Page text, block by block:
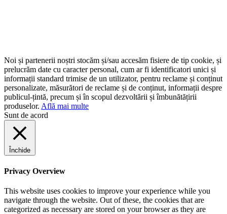
Noi și partenerii noștri stocăm și/sau accesăm fisiere de tip cookie, și
prelucrăm date cu caracter personal, cum ar fi identificatori unici și
informații standard trimise de un utilizator, pentru reclame și conținut
personalizate, măsurători de reclame și de conținut, informații despre
publicul-țintă, precum și în scopul dezvoltării și îmbunătățirii
produselor. Află mai multe
Sunt de acord
Închide
Privacy Overview
This website uses cookies to improve your experience while you
navigate through the website. Out of these, the cookies that are
categorized as necessary are stored on your browser as they are